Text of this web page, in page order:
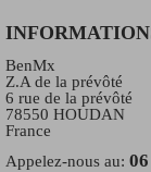
BenMx
Z.A de la prévôté
6 rue de la prévôté
78550 HOUDAN
France
Appelez-nous au: